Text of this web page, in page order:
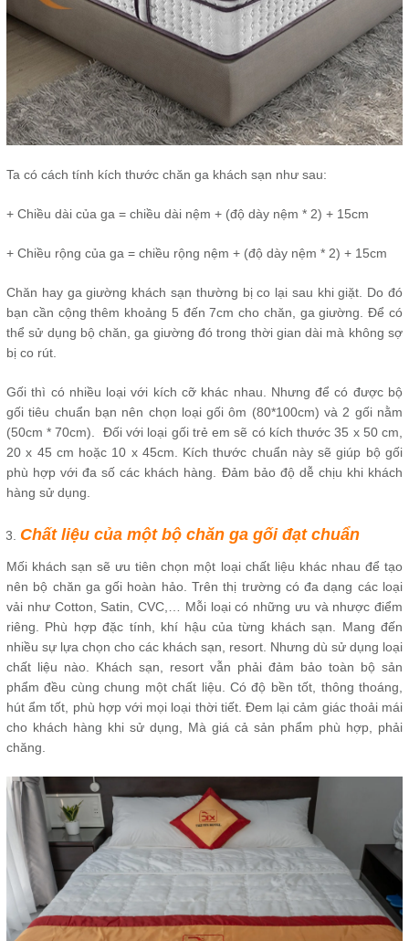
Ta có cách tính kích thước chăn ga khách sạn như sau:
+ Chiều dài của ga = chiều dài nệm + (độ dày nệm * 2) + 15cm
+ Chiều rộng của ga = chiều rộng nệm + (độ dày nệm * 2) + 15cm
Chăn hay ga giường khách sạn thường bị co lại sau khi giặt. Do đó
bạn cần cộng thêm khoảng 5 đến 7cm cho chăn, ga giường. Để có
thể sử dụng bộ chăn, ga giường đó trong thời gian dài mà không sợ
bị co rút.
Gối thì có nhiều loại với kích cỡ khác nhau. Nhưng để có được bộ
gối tiêu chuẩn bạn nên chọn loại gối ôm (80*100cm) và 2 gối nằm
(50cm * 70cm). Đối với loại gối trẻ em sẽ có kích thước 35 x 50 cm,
20 x 45 cm hoặc 10 x 45cm. Kích thước chuẩn này sẽ giúp bộ gối
phù hợp với đa số các khách hàng. Đảm bảo độ dễ chịu khi khách
hàng sử dụng.
Chất liệu của một bộ chăn ga gối đạt chuẩn
Mối khách sạn sẽ ưu tiên chọn một loại chất liệu khác nhau để tạo
nên bộ chăn ga gối hoàn hảo. Trên thị trường có đa dạng các loại
vải như Cotton, Satin, CVC,… Mỗi loại có những ưu và nhược điểm
riêng. Phù hợp đặc tính, khí hậu của từng khách sạn. Mang đến
nhiều sự lựa chọn cho các khách sạn, resort. Nhưng dù sử dụng loại
chất liệu nào. Khách sạn, resort vẫn phải đảm bảo toàn bộ sản
phẩm đều cùng chung một chất liệu. Có độ bền tốt, thông thoáng,
hút ẩm tốt, phù hợp với mọi loại thời tiết. Đem lại cảm giác thoải mái
cho khách hàng khi sử dụng, Mà giá cả sản phẩm phù hợp, phải
chăng.